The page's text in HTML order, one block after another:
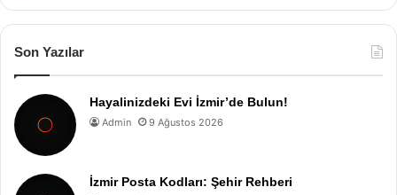
Son Yazılar
Hayalinizdeki Evi İzmir’de Bulun!
Admin 9 Ağustos 2026
İzmir Posta Kodları: Şehir Rehberi